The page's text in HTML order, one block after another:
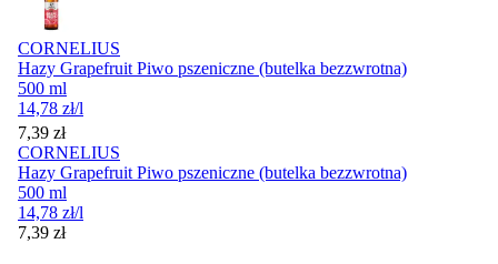
CORNELIUS
Hazy Grapefruit Piwo pszeniczne (butelka bezzwrotna)
500 ml
14,78 zł/l
Cena
7,39 zł
CORNELIUS
Hazy Grapefruit Piwo pszeniczne (butelka bezzwrotna)
500 ml
14,78 zł/l
Cena
7,39 zł